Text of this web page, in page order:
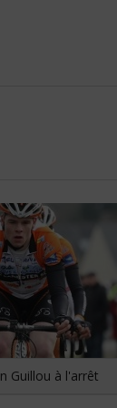
Guillou à l'arrêt